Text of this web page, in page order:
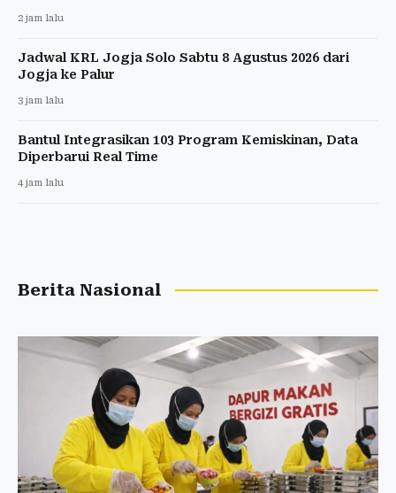
2 jam lalu
Jadwal KRL Jogja Solo Sabtu 8 Agustus 2026 dari
Jogja ke Palur
3 jam lalu
Bantul Integrasikan 103 Program Kemiskinan, Data
Diperbarui Real Time
4 jam lalu
Berita Nasional